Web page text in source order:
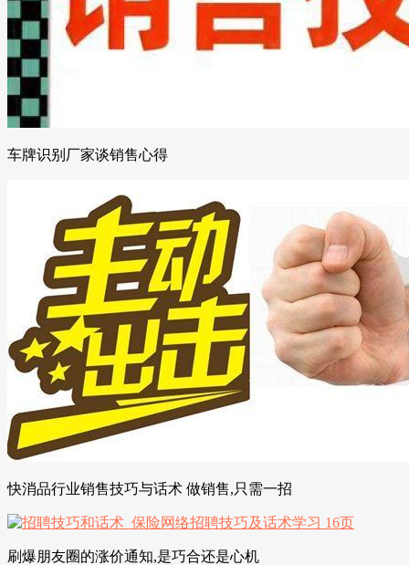
车牌识别厂家谈销售心得
快消品行业销售技巧与话术 做销售,只需一招
刷爆朋友圈的涨价通知,是巧合还是心机